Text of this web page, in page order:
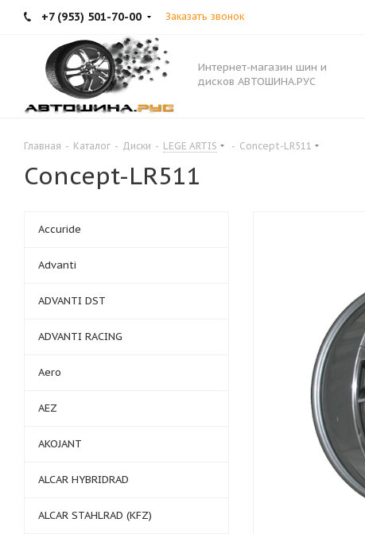
+7 (953) 501-70-00 Заказать звонок
Интернет-магазин шин и
дисков АВТОШИНА.РУС
Главная - Каталог - Диски - LEGE ARTIS - Concept-LR511
Concept-LR511
Accuride
Advanti
ADVANTI DST
ADVANTI RACING
Aero
AEZ
AKOJANT
ALCAR HYBRIDRAD
ALCAR STAHLRAD (KFZ)